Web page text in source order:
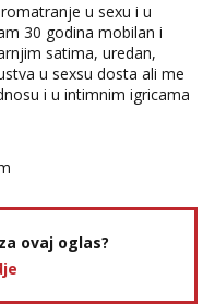
u sexu i u
30 godina mobilan i
satima, uredan,
u sexsu dosta ali me
i u intimnim igricama
ovaj oglas?